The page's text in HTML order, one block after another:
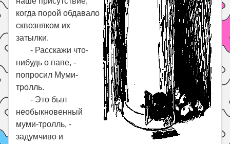
когда порой обдавало
сквозняком их
затылки.
- Расскажи что-
нибудь о папе, -
попросил Муми-
тролль.
- Это был
необыкновенный
муми-тролль, -
задумчиво и